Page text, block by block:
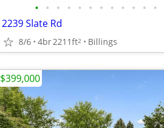
• • • • • • • • • • • •
2239 Slate Rd
8/6 4br2211ft2 Billings
$399,000